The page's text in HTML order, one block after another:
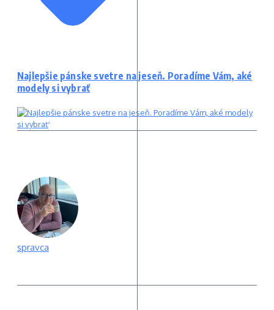
Najlepšie pánske svetre na jeseň. Poradíme Vám, aké
modely si vybrať
spravca